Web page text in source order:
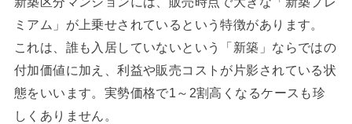
ミアム」が上乗せされているという特徴があります。
これは、誰も入居していないという「新築」ならではの
付加価値に加え、利益や販売コストが片影されている状
態をいいます。実勢価格で1～2割高くなるケースも珍
しくありません。